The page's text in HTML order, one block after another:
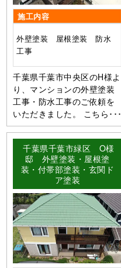
施工内容
外壁塗装 屋根塗装 防水
工事
千葉県千葉市中央区のH様よ
り、マンションの外壁塗装
工事・防水工事のご依頼を
いただきました。 こちら･･･
千葉県千葉市緑区 O様
邸 外壁塗装・屋根塗
装・付帯部塗装・玄関ド
ア塗装